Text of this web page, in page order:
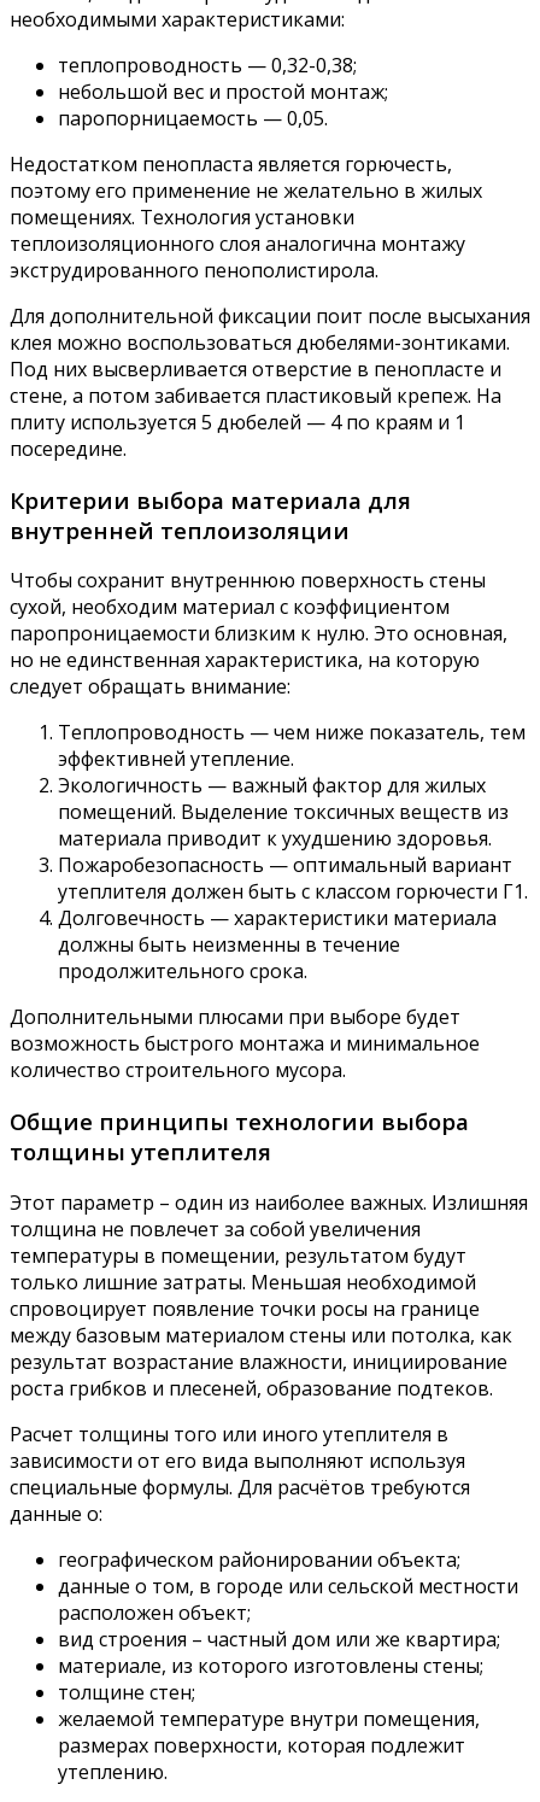
необходимыми характеристиками:
теплопроводность — 0,32-0,38;
небольшой вес и простой монтаж;
паропорницаемость — 0,05.
Недостатком пенопласта является горючесть,
поэтому его применение не желательно в жилых
помещениях. Технология установки
теплоизоляционного слоя аналогична монтажу
экструдированного пенополистирола.
Для дополнительной фиксации поит после высыхания
клея можно воспользоваться дюбелями-зонтиками.
Под них высверливается отверстие в пенопласте и
стене, а потом забивается пластиковый крепеж. На
плиту используется 5 дюбелей — 4 по краям и 1
посередине.
Критерии выбора материала для
внутренней теплоизоляции
Чтобы сохранит внутреннюю поверхность стены
сухой, необходим материал с коэффициентом
паропроницаемости близким к нулю. Это основная,
но не единственная характеристика, на которую
следует обращать внимание:
Теплопроводность — чем ниже показатель, тем
эффективней утепление.
Экологичность — важный фактор для жилых
помещений. Выделение токсичных веществ из
материала приводит к ухудшению здоровья.
Пожаробезопасность — оптимальный вариант
утеплителя должен быть с классом горючести Г1.
Долговечность — характеристики материала
должны быть неизменны в течение
продолжительного срока.
Дополнительными плюсами при выборе будет
возможность быстрого монтажа и минимальное
количество строительного мусора.
Общие принципы технологии выбора
толщины утеплителя
Этот параметр – один из наиболее важных. Излишняя
толщина не повлечет за собой увеличения
температуры в помещении, результатом будут
только лишние затраты. Меньшая необходимой
спровоцирует появление точки росы на границе
между базовым материалом стены или потолка, как
результат возрастание влажности, инициирование
роста грибков и плесеней, образование подтеков.
Расчет толщины того или иного утеплителя в
зависимости от его вида выполняют используя
специальные формулы. Для расчётов требуются
данные о:
географическом районировании объекта;
данные о том, в городе или сельской местности
расположен объект;
вид строения – частный дом или же квартира;
материале, из которого изготовлены стены;
толщине стен;
желаемой температуре внутри помещения,
размерах поверхности, которая подлежит
утеплению.